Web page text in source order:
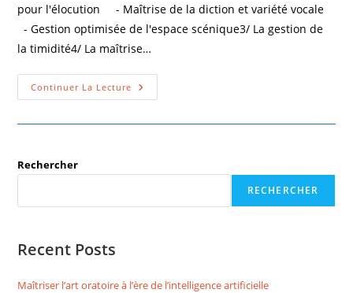
pour l'élocution - Maîtrise de la diction et variété vocale
- Gestion optimisée de l'espace scénique3/ La gestion de
la timidité4/ La maîtrise…
Continuer La Lecture
Rechercher
RECHERCHER
Recent Posts
Maîtriser l’art oratoire à l’ère de l’intelligence artificielle